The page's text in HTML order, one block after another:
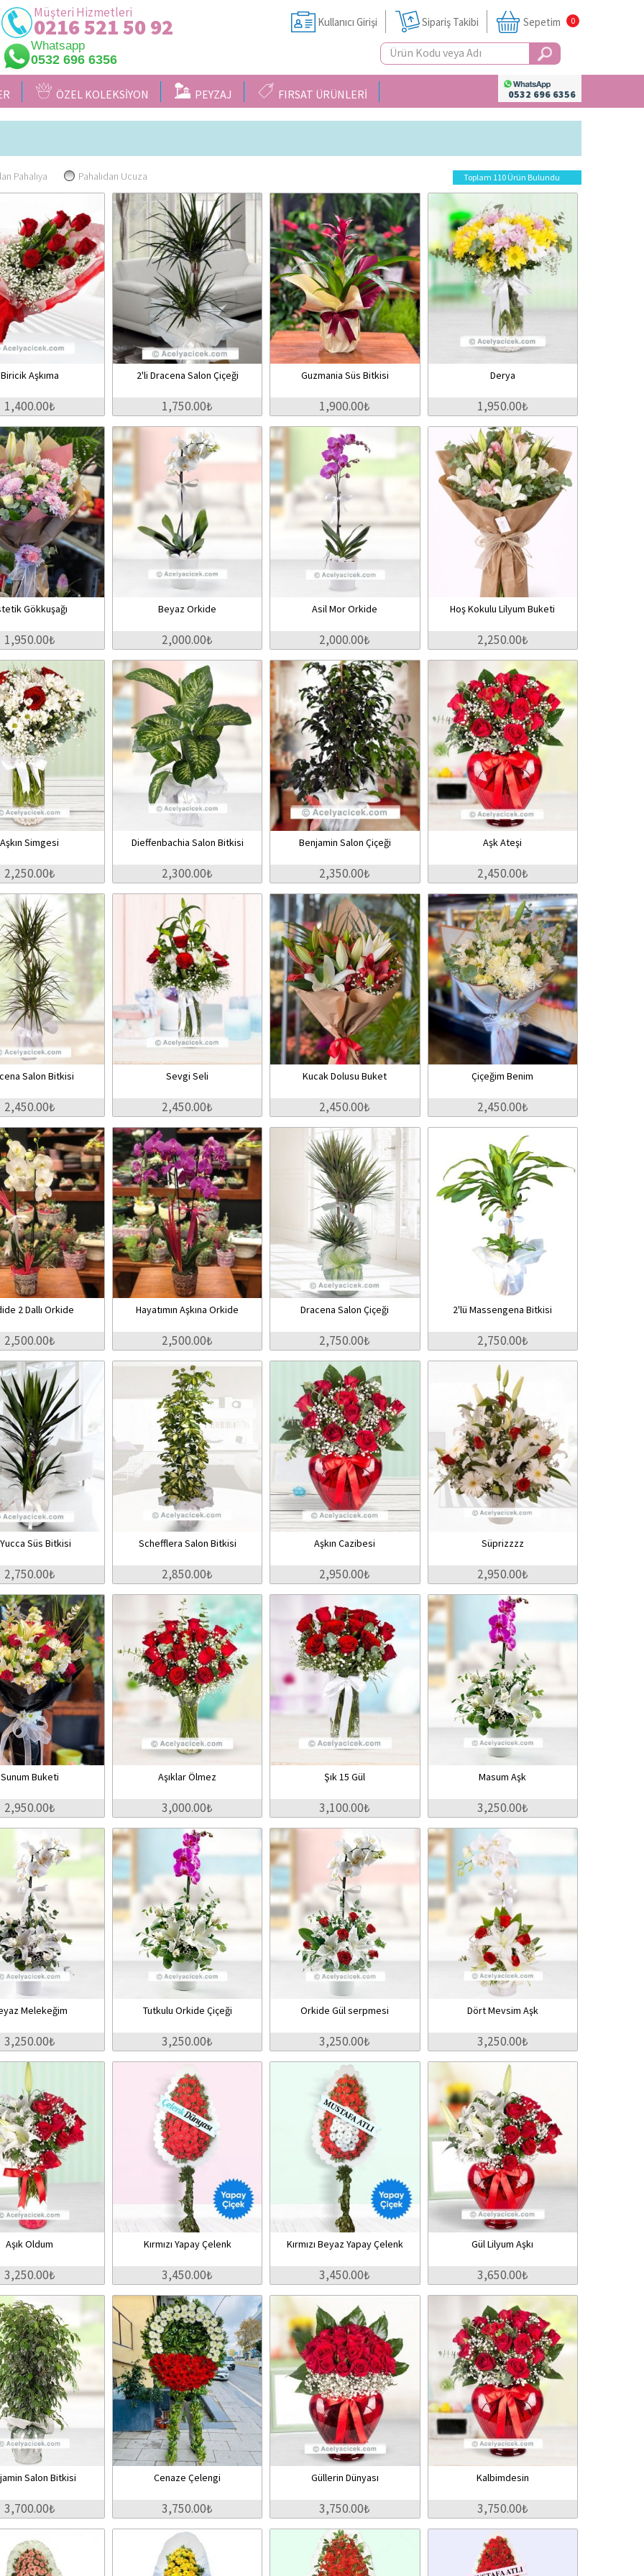
Müşteri Hizmetleri
0216 521 50 92
Whatsapp
0532 696 6356
Kullanıcı Girişi Sipariş Takibi Sepetim 0
ÖZEL KOLEKSİYON PEYZAJ FIRSAT ÜRÜNLERİ 0532 696 6356
Pahalıya Pahalıdan Ucuza Toplam 110 Ürün Bulundu
Biricik Aşkıma
1,400.00₺
2'li Dracena Salon Çiçeği
1,750.00₺
Guzmania Süs Bitkisi
1,900.00₺
Derya
1,950.00₺
Gökkuşağı
1,950.00₺
Beyaz Orkide
2,000.00₺
Asil Mor Orkide
2,000.00₺
Hoş Kokulu Lilyum Buketi
2,250.00₺
Aşkın Simgesi
2,250.00₺
Dieffenbachia Salon Bitkisi
2,300.00₺
Benjamin Salon Çiçeği
2,350.00₺
Aşk Ateşi
2,450.00₺
Salon Bitkisi
2,450.00₺
Sevgi Seli
2,450.00₺
Kucak Dolusu Buket
2,450.00₺
Çiçeğim Benim
2,450.00₺
2 Dallı Orkide
2,500.00₺
Hayatımın Aşkına Orkide
2,500.00₺
Dracena Salon Çiçeği
2,750.00₺
2'lü Massengena Bitkisi
2,750.00₺
Süs Bitkisi
2,750.00₺
Schefflera Salon Bitkisi
2,850.00₺
Aşkın Cazibesi
2,950.00₺
Süprizzzz
2,950.00₺
Sunum Buketi
2,950.00₺
Aşıklar Ölmez
3,000.00₺
Şık 15 Gül
3,100.00₺
Masum Aşk
3,250.00₺
Melekeğim
3,250.00₺
Tutkulu Orkide Çiçeği
3,250.00₺
Orkide Gül serpmesi
3,250.00₺
Dört Mevsim Aşk
3,250.00₺
Aşık Oldum
3,250.00₺
Kırmızı Yapay Çelenk
3,450.00₺
Kırmızı Beyaz Yapay Çelenk
3,450.00₺
Gül Lilyum Aşkı
3,650.00₺
Salon Bitkisi
3,700.00₺
Cenaze Çelengi
3,750.00₺
Güllerin Dünyası
3,750.00₺
Kalbimdesin
3,750.00₺